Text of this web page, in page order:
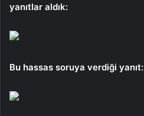
yanıtlar aldık:
Bu hassas soruya verdiği yanıt: